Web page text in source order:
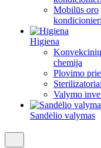
Mobilūs oro
Higiena
chemija
Plovimo
Sterilizatoriai
Valymo
Sandėlio valymas